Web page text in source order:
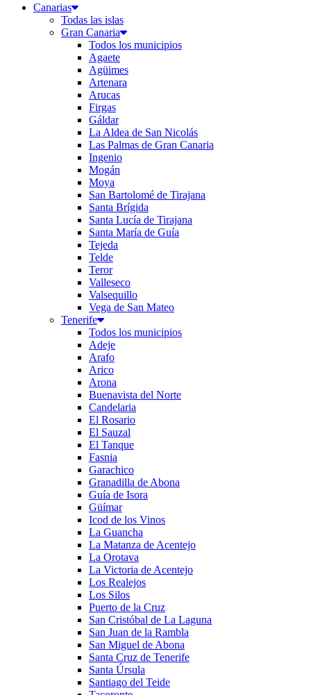
Canarias
Todas las islas
Gran Canaria
Todos los municipios
Agaete
Agüimes
Artenara
Arucas
Firgas
Gáldar
La Aldea de San Nicolás
Las Palmas de Gran Canaria
Ingenio
Mogán
Moya
San Bartolomé de Tirajana
Santa Brígida
Santa Lucía de Tirajana
Santa María de Guía
Tejeda
Telde
Teror
Valleseco
Valsequillo
Vega de San Mateo
Tenerife
Todos los municipios
Adeje
Arafo
Arico
Arona
Buenavista del Norte
Candelaria
El Rosario
El Sauzal
El Tanque
Fasnia
Garachico
Granadilla de Abona
Guía de Isora
Güímar
Icod de los Vinos
La Guancha
La Matanza de Acentejo
La Orotava
La Victoria de Acentejo
Los Realejos
Los Silos
Puerto de la Cruz
San Cristóbal de La Laguna
San Juan de la Rambla
San Miguel de Abona
Santa Cruz de Tenerife
Santa Úrsula
Santiago del Teide